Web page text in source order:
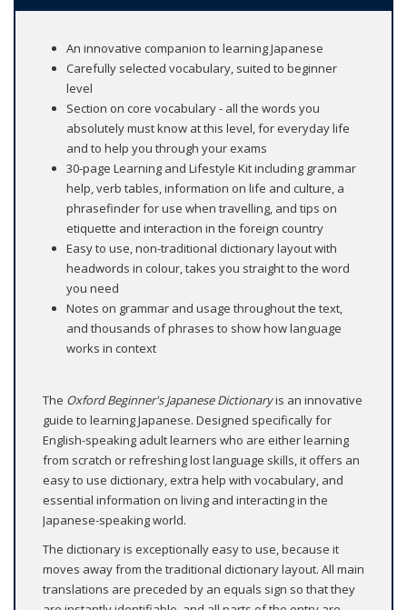
An innovative companion to learning Japanese
Carefully selected vocabulary, suited to beginner
level
Section on core vocabulary - all the words you
absolutely must know at this level, for everyday life
and to help you through your exams
30-page Learning and Lifestyle Kit including grammar
help, verb tables, information on life and culture, a
phrasefinder for use when travelling, and tips on
etiquette and interaction in the foreign country
Easy to use, non-traditional dictionary layout with
headwords in colour, takes you straight to the word
you need
Notes on grammar and usage throughout the text,
and thousands of phrases to show how language
works in context
The Oxford Beginner's Japanese Dictionaryis an innovative
guide to learning Japanese. Designed specifically for
English-speaking adult learners who are either learning
from scratch or refreshing lost language skills, it offers an
easy to use dictionary, extra help with vocabulary, and
essential information on living and interacting in the
Japanese-speaking world.
The dictionary is exceptionally easy to use, because it
moves away from the traditional dictionary layout. All main
translations are preceded by an equals sign so that they